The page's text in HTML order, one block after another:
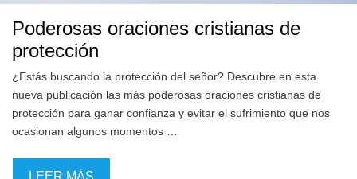
Poderosas oraciones cristianas de
protección
¿Estás buscando la protección del señor? Descubre en esta
nueva publicación las más poderosas oraciones cristianas de
protección para ganar confianza y evitar el sufrimiento que nos
ocasionan algunos momentos …